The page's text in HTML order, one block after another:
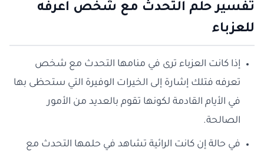
تفسير حلم التحدث مع شخص اعرفه
للعزباء
إذا كانت العزباء ترى في منامها التحدث مع شخص
تعرفه فتلك إشارة إلى الخيرات الوفيرة التي ستحظى بها
في الأيام القادمة لكونها تقوم بالعديد من الأمور
الصالحة.
في حالة إن كانت الرائية تشاهد في حلمها التحدث مع